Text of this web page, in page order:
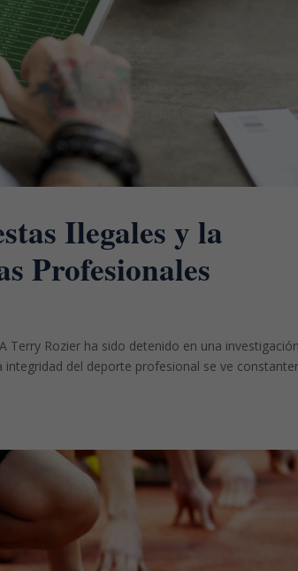
Ilegales y la
Profesionales
Terry Rozier ha sido detenido en una investigación
del deporte profesional se ve